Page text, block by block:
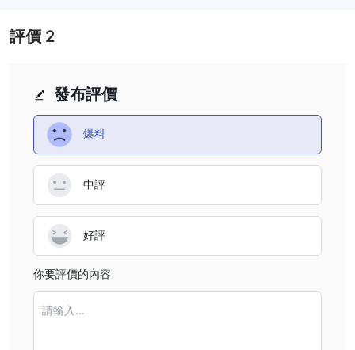
與不受監管的經紀人進行交易，例如 IDA存在固有風險。如果沒有監
嚴格的財務和運營標準的約束，可能導致客戶資金保護不足和不公平
的交易行為。
優點和缺點
與許多不受監管的經紀商一樣，da 為交易者提供了一系列需要考慮
的利弊。從積極的一面來看，它提供了廣泛的交易工具，包括外匯、
投資組合的多種選擇。此外，其賬戶類型迎合不同交易者的需求，從
初學者到高淨值個人，提供不同的點差和功能。然而，缺乏監管是一
個重大缺陷，因為它引發了對資金安全、爭議解決和業務透明度的擔
憂。交易者在決定進行交易之前應仔細評估這些利弊 IDA。
交易工具
IDA提供多種交易工具，包括：
發布評價
爆料
中評
好評
你要評價的內容
請輸入...
評價 2